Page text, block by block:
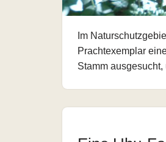
Im
Prachtexemplar
Stamm